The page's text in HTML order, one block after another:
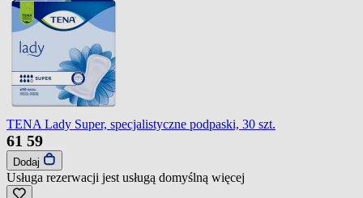
TENA Lady Super, specjalistyczne podpaski, 30 szt.
61 59
Dodaj
Usługa rezerwacji jest usługą domyślną więcej